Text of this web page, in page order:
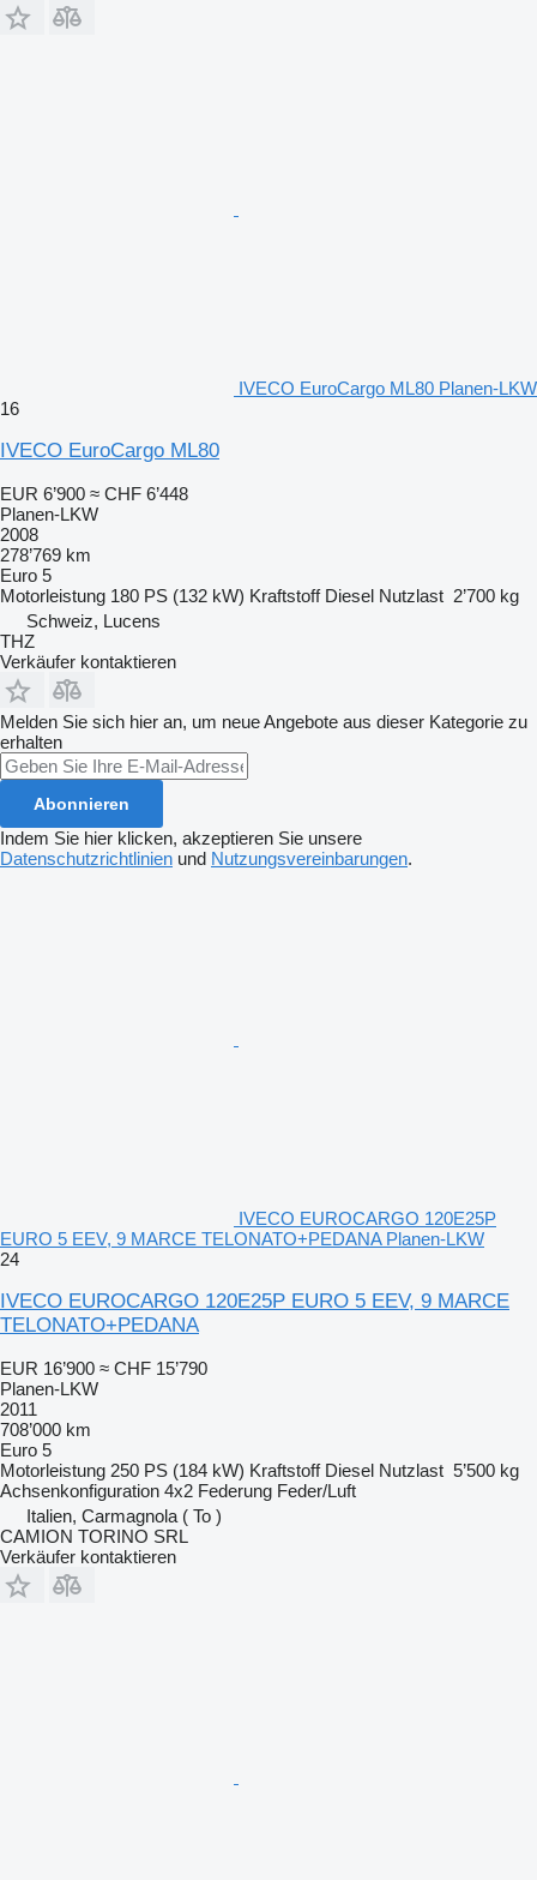
IVECO EuroCargo ML80 Planen-LKW
16
IVECO EuroCargo ML80
EUR 6’900 ≈ CHF 6’448
Planen-LKW
2008
278’769 km
Euro 5
Motorleistung 180 PS (132 kW) Kraftstoff Diesel Nutzlast 2’700 kg
Schweiz, Lucens
THZ
Verkäufer kontaktieren
Melden Sie sich hier an, um neue Angebote aus dieser Kategorie zu
erhalten
Abonnieren
Indem Sie hier klicken, akzeptieren Sie unsere
Datenschutzrichtlinien und Nutzungsvereinbarungen.
IVECO EUROCARGO 120E25P
EURO 5 EEV, 9 MARCE TELONATO+PEDANA Planen-LKW
24
IVECO EUROCARGO 120E25P EURO 5 EEV, 9 MARCE
TELONATO+PEDANA
EUR 16’900 ≈ CHF 15’790
Planen-LKW
2011
708’000 km
Euro 5
Motorleistung 250 PS (184 kW) Kraftstoff Diesel Nutzlast 5’500 kg
Achsenkonfiguration 4x2 Federung Feder/Luft
Italien, Carmagnola ( To )
CAMION TORINO SRL
Verkäufer kontaktieren